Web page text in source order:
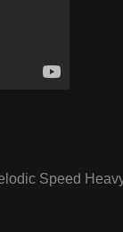
Speed